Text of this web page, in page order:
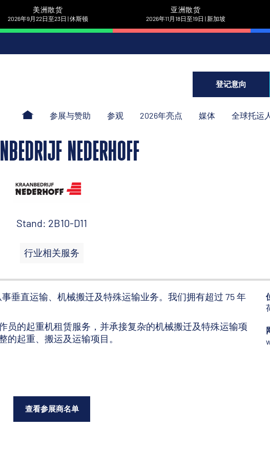
美洲散货
2026年9月22日至23日 | 休斯顿
亚洲散货
2026年11月18日至19日 | 新加坡
登记意向
参展与赞助 参观 2026年亮点 媒体 全球托运
NEDERHOFF
Stand: 2B10-D11
行业相关服务
垂直运输、机械搬迁及特殊运输业务。我们拥有超过 75 年
的起重机租赁服务，并承接复杂的机械搬迁及特殊运输项
起重、搬运及运输项目。
查看参展商名单